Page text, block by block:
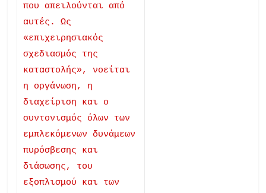
που απειλούνται από
αυτές. Ως
«επιχειρησιακός
σχεδιασμός της
καταστολής», νοείται
η οργάνωση, η
διαχείριση και ο
συντονισμός όλων των
εμπλεκόμενων δυνάμεων
πυρόσβεσης και
διάσωσης, του
εξοπλισμού και των